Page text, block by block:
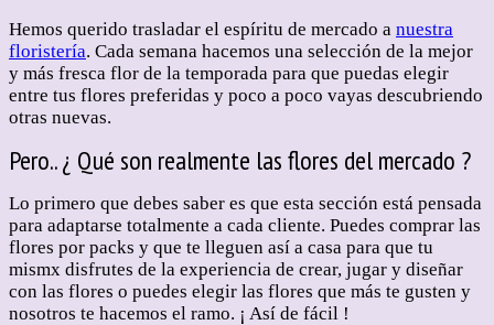
Hemos querido trasladar el espíritu de mercado a nuestra
floristería. Cada semana hacemos una selección de la mejor
y más fresca flor de la temporada para que puedas elegir
entre tus flores preferidas y poco a poco vayas descubriendo
otras nuevas.
Pero.. ¿ Qué son realmente las flores del mercado ?
Lo primero que debes saber es que esta sección está pensada
para adaptarse totalmente a cada cliente. Puedes comprar las
flores por packs y que te lleguen así a casa para que tu
mismx disfrutes de la experiencia de crear, jugar y diseñar
con las flores o puedes elegir las flores que más te gusten y
nosotros te hacemos el ramo. ¡ Así de fácil !